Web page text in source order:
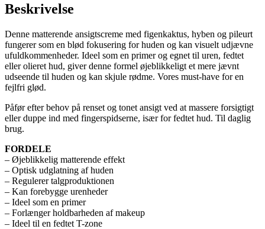
Beskrivelse
Denne matterende ansigtscreme med figenkaktus, hyben og pileurt
fungerer som en blød fokusering for huden og kan visuelt udjævne
ufuldkommenheder. Ideel som en primer og egnet til uren, fedtet
eller olieret hud, giver denne formel øjeblikkeligt et mere jævnt
udseende til huden og kan skjule rødme. Vores must-have for en
fejlfri glød.
Påfør efter behov på renset og tonet ansigt ved at massere forsigtigt
eller duppe ind med fingerspidserne, især for fedtet hud. Til daglig
brug.
FORDELE
– Øjeblikkelig matterende effekt
– Optisk udglatning af huden
– Regulerer talgproduktionen
– Kan forebygge urenheder
– Ideel som en primer
– Forlænger holdbarheden af makeup
– Ideel til en fedtet T-zone